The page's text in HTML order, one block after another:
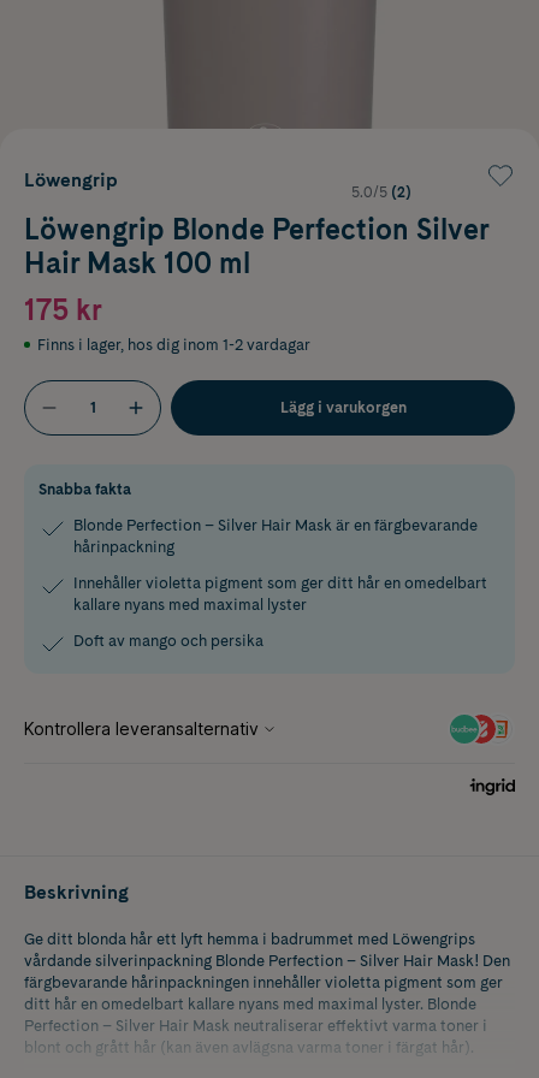
Löwengrip
5.0/5 (2)
Löwengrip Blonde Perfection Silver
Hair Mask 100 ml
175 kr
Finns i lager, hos dig inom 1-2 vardagar
Lägg i varukorgen
Snabba fakta
Blonde Perfection – Silver Hair Mask är en färgbevarande
hårinpackning
Innehåller violetta pigment som ger ditt hår en omedelbart
kallare nyans med maximal lyster
Doft av mango och persika
Beskrivning
Ge ditt blonda hår ett lyft hemma i badrummet med Löwengrips
vårdande silverinpackning Blonde Perfection – Silver Hair Mask! Den
färgbevarande hårinpackningen innehåller violetta pigment som ger
ditt hår en omedelbart kallare nyans med maximal lyster. Blonde
Perfection – Silver Hair Mask neutraliserar effektivt varma toner i
blont och grått hår (kan även avlägsna varma toner i färgat hår).